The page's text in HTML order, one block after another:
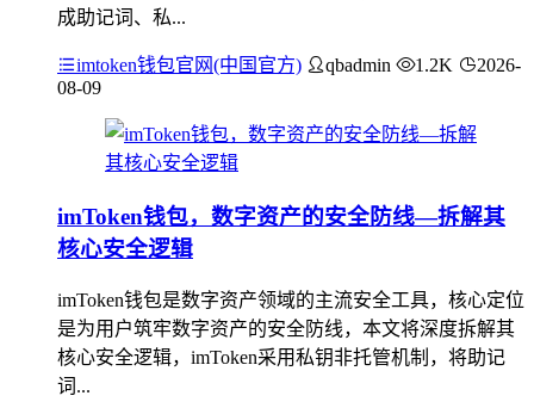
成助记词、私...
imtoken钱包官网(中国官方) qbadmin 1.2K
2026-
08-09
imToken钱包，数字资产的安全防线—拆解其
核心安全逻辑
imToken钱包是数字资产领域的主流安全工具，核心定位
是为用户筑牢数字资产的安全防线，本文将深度拆解其
核心安全逻辑，imToken采用私钥非托管机制，将助记
词...